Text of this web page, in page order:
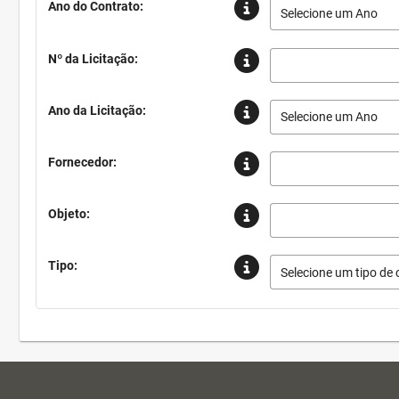
Ano do Contrato: Selecione um Ano
Nº da Licitação:
Ano da Licitação: Selecione um Ano
Fornecedor:
Objeto:
Tipo: Selecione um tipo de